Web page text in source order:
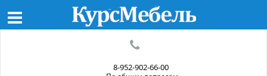
8-952-902-66-00